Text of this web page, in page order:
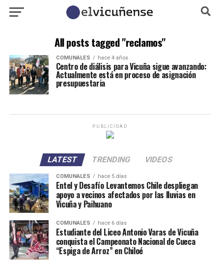
All posts tagged "reclamos"
COMUNALES hace 4 años
Centro de diálisis para Vicuña sigue avanzando:
Actualmente está en proceso de asignación
presupuestaria
PUBLICIDAD
LATEST TRENDING VIDEOS
COMUNALES hace 5 días
Entel y Desafío Levantemos Chile despliegan
apoyo a vecinos afectados por las lluvias en
Vicuña y Paihuano
COMUNALES hace 6 días
Estudiante del Liceo Antonio Varas de Vicuña
conquista el Campeonato Nacional de Cueca
“Espiga de Arroz” en Chiloé